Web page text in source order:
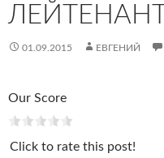
01.09.2015 ЕВГЕНИЙ
Our Score
Click to rate this post!